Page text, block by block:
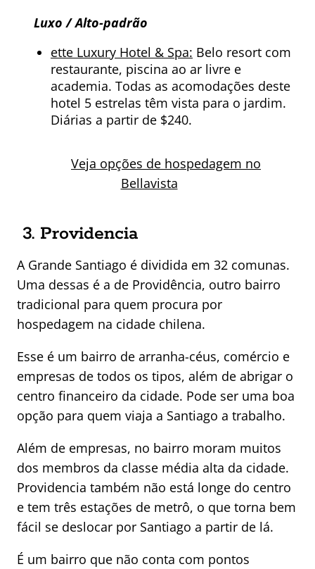
Luxo / Alto-padrão
ette Luxury Hotel & Spa: Belo resort com
restaurante, piscina ao ar livre e
academia. Todas as acomodações deste
hotel 5 estrelas têm vista para o jardim.
Diárias a partir de $240.
Veja opções de hospedagem no
Bellavista
3. Providencia
A Grande Santiago é dividida em 32 comunas.
Uma dessas é a de Providência, outro bairro
tradicional para quem procura por
hospedagem na cidade chilena.
Esse é um bairro de arranha-céus, comércio e
empresas de todos os tipos, além de abrigar o
centro financeiro da cidade. Pode ser uma boa
opção para quem viaja a Santiago a trabalho.
Além de empresas, no bairro moram muitos
dos membros da classe média alta da cidade.
Providencia também não está longe do centro
e tem três estações de metrô, o que torna bem
fácil se deslocar por Santiago a partir de lá.
É um bairro que não conta com pontos